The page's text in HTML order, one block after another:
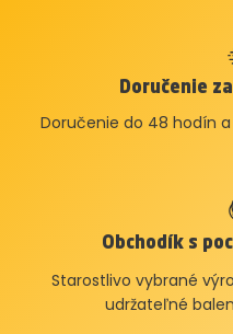
Doručenie
Doručenie do 48 hodín
Obchodík s
Starostlivo vybrané
udržateľné